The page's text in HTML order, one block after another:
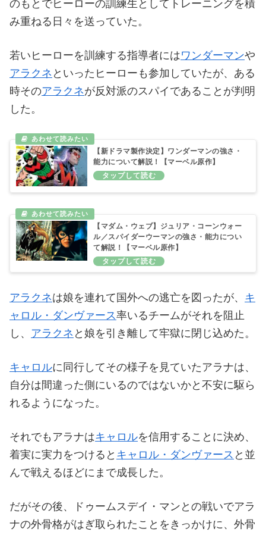
のもとでヒーローの訓練生としてトレーニングを積
み重ねる日々を送っていた。
若いヒーローを訓練する指導者にはワンダーマンや
アラクネ といったヒーローも参加していたが、ある
時そのアラクネが反対派のスパイであることが判明
した。
【新ドラマ製作決定】ワンダーマンの強さ・
能力について解説！【マーベル原作】
【マダム・ウェブ】ジュリア・コーンウォー
ル／スパイダーウーマンの強さ・能力につい
て解説！【マーベル原作】
アラクネは娘を連れて国外への逃亡を図ったが、 キ
ャロル・ダンヴァース率いるチームがそれを阻止
し、 アラクネ と娘を引き離して牢獄に閉じ込めた。
キャロルに同行してその様子を見ていたアラナは、
自分は間違った側にいるのではないかと不安に駆ら
れるようになった。
それでもアラナはキャロルを信用することに決め、
着実に実力をつけると キャロル・ダンヴァース と並
んで戦えるほどにまで成長した。
だがその後、ドゥームスデイ・マンとの戦いでアラ
ナの外骨格がはぎ取られたことをきっかけに、外骨